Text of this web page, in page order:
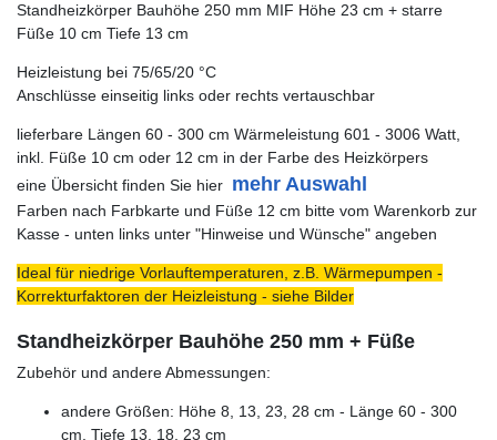
Standheizkörper Bauhöhe 250 mm MIF Höhe 23 cm + starre
Füße 10 cm Tiefe 13 cm
Heizleistung bei 75/65/20 °C
Anschlüsse einseitig links oder rechts vertauschbar
lieferbare Längen 60 - 300 cm Wärmeleistung 601 - 3006 Watt,
inkl. Füße 10 cm oder 12 cm in der Farbe des Heizkörpers
eine Übersicht finden Sie hier mehr Auswahl
Farben nach Farbkarte und Füße 12 cm bitte vom Warenkorb zur
Kasse - unten links unter "Hinweise und Wünsche" angeben
Ideal für niedrige Vorlauftemperaturen, z.B. Wärmepumpen -
Korrekturfaktoren der Heizleistung - siehe Bilder
Standheizkörper Bauhöhe 250 mm + Füße
Zubehör und andere Abmessungen:
andere Größen: Höhe 8, 13, 23, 28 cm - Länge 60 - 300
cm, Tiefe 13, 18, 23 cm